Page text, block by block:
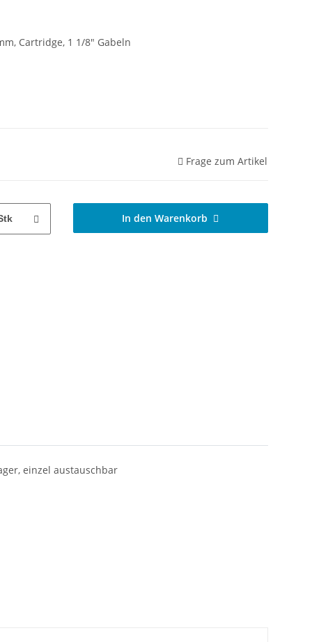
Cartridge, 1 1/8" Gabeln
Frage zum Artikel
In den Warenkorb
einzel austauschbar